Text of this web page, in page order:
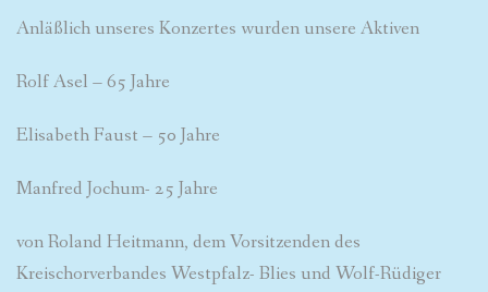
Anläßlich unseres Konzertes wurden unsere Aktiven
Rolf Asel – 65 Jahre
Elisabeth Faust – 50 Jahre
Manfred Jochum- 25 Jahre
von Roland Heitmann, dem Vorsitzenden des
Kreischorverbandes Westpfalz- Blies und Wolf-Rüdiger